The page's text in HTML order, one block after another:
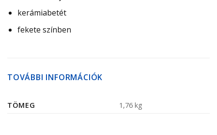
kerámiabetét
fekete színben
TOVÁBBI INFORMÁCIÓK
TÖMEG 1,76 kg